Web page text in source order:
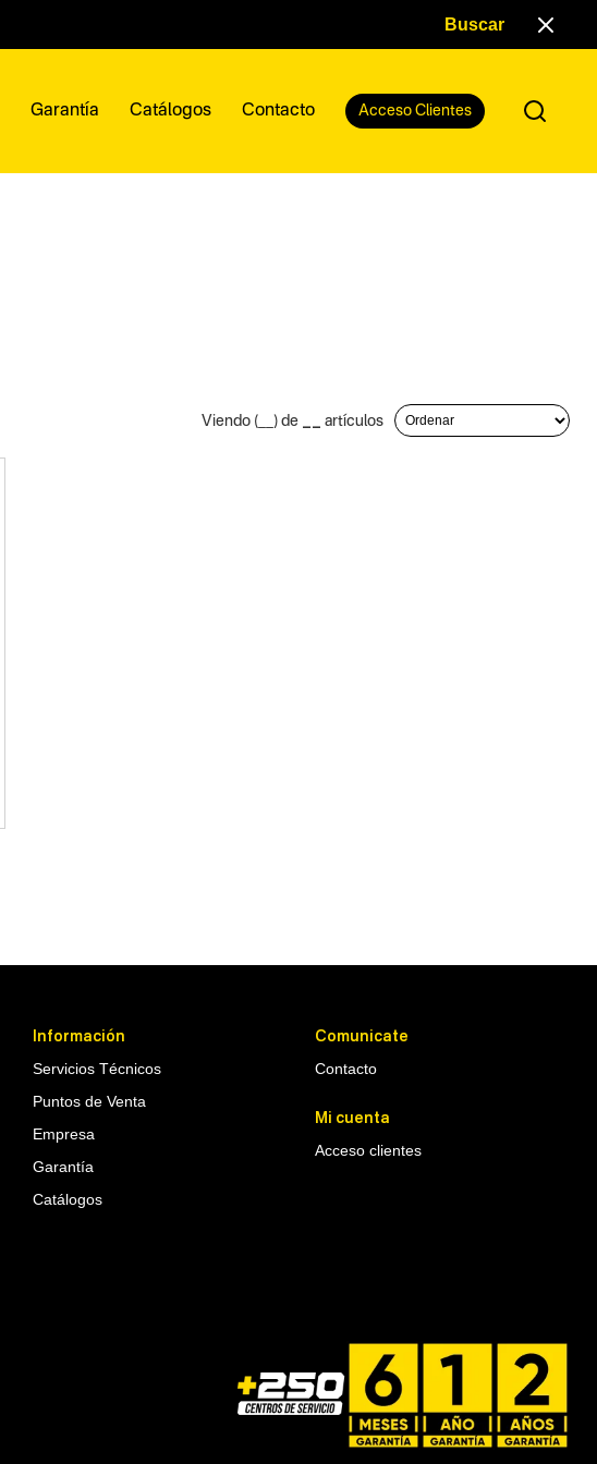
Garantía Catálogos Contacto Acceso Clientes
Viendo ( ) de artículos
Información
Servicios Técnicos
Puntos de Venta
Empresa
Garantía
Catálogos
Comunicate
Contacto
Mi cuenta
Acceso clientes